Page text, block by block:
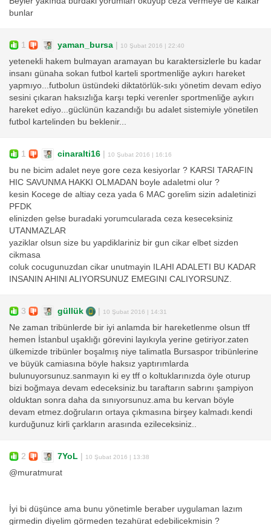
bunlar
1 yaman_bursa 10 Şubat 2016 | 22:40
yetenekli hakem bulmayan aramayan bu karaktersizlerle bu kadar
insanı günaha sokan futbol karteli sportmenliğe aykırı hareket
yapmıyo...futbolun üstündeki diktatörlük-sıkı yönetim devam ediyo
sesini çıkaran haksızlığa karşı tepki verenler sportmenliğe aykırı
hareket ediyo...güclünün kazandığı bu adalet sistemiyle yönetilen
futbol kartelinden bu beklenir...
1 cinaralti16 10 Şubat 2016 | 16:16
bu ne bicim adalet neye gore ceza kesiyorlar ? KARSI TARAFIN
HIC SAVUNMA HAKKI OLMADAN boyle adaletmi olur ?
kesin Kocege de altiay ceza yada 6 MAC gorelim sizin adaletinizi
PFDK
elinizden gelse buradaki yorumcularada ceza keseceksiniz
UTANMAZLAR
yaziklar olsun size bu yapdiklariniz bir gun cikar elbet sizden
cikmasa
coluk cocugunuzdan cikar unutmayin ILAHI ADALETI BU KADAR
INSANIN AHINI ALIYORSUNUZ EMEGINI CALIYORSUNZ.
3 güllük 10 Şubat 2016 | 14:31
Ne zaman tribünlerde bir iyi anlamda bir hareketlenme olsun tff
hemen İstanbul uşaklığı görevini layıkıyla yerine getiriyor.zaten
ülkemizde tribünler boşalmış niye talimatla Bursaspor tribünlerine
ve büyük camiasına böyle haksız yaptırımlarda
bulunuyorsunuz.sanmayın ki ey tff o koltuklarınızda öyle oturup
bizi boğmaya devam edeceksiniz.bu taraftarın sabrını şampiyon
olduktan sonra daha da sınıyorsunuz.ama bu kervan böyle
devam etmez.doğruların ortaya çıkmasına birşey kalmadı.kendi
kurduğunuz kirli çarkların arasında ezileceksiniz..
2 7YoL 10 Şubat 2016 | 13:38
@muratmurat
İyi bi düşünce ama bunu yönetimle beraber uygulaman lazım
girmedin diyelim görmeden tezahürat edebilicekmisin ?